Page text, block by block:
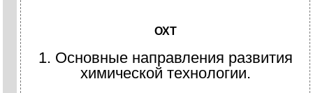
ОХТ
1. Основные направления развития
химической технологии.